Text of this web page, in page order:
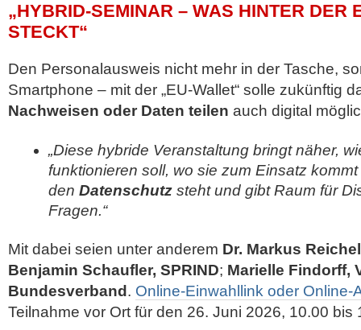
„HYBRID-SEMINAR – WAS HINTER DER
STECKT“
Den Personalausweis nicht mehr in der Tasche,
Smartphone – mit der „EU-Wallet“ solle zukünftig
Nachweisen oder Daten teilen auch digital
„Diese hybride Veranstaltung bringt näher,
funktionieren soll, wo sie zum Einsatz
den Datenschutz steht und gibt Raum für
Fragen.“
Mit dabei seien unter anderem Dr. Markus
Benjamin Schaufler, SPRIND; Marielle Findorff,
Bundesverband . Online-Einwahllink oder Online-
Teilnahme vor Ort für den 26. Juni 2026, 10.00 bis